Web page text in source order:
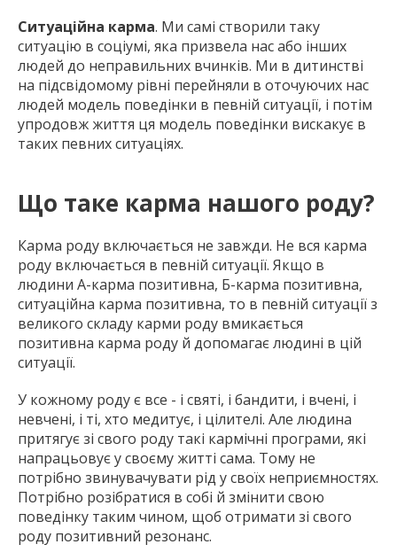
Ситуаційна карма. Ми самі створили таку
ситуацію в соціумі, яка призвела нас або інших
людей до неправильних вчинків. Ми в дитинстві
на підсвідомому рівні перейняли в оточуючих нас
людей модель поведінки в певній ситуації, і потім
упродовж життя ця модель поведінки вискакує в
таких певних ситуаціях.
Що таке карма нашого роду?
Карма роду включається не завжди. Не вся карма
роду включається в певній ситуації. Якщо в
людини А-карма позитивна, Б-карма позитивна,
ситуаційна карма позитивна, то в певній ситуації з
великого складу карми роду вмикається
позитивна карма роду й допомагає людині в цій
ситуації.
У кожному роду є все - і святі, і бандити, і вчені, і
невчені, і ті, хто медитує, і цілителі. Але людина
притягує зі свого роду такі кармічні програми, які
напрацьовує у своєму житті сама. Тому не
потрібно звинувачувати рід у своїх неприємностях.
Потрібно розібратися в собі й змінити свою
поведінку таким чином, щоб отримати зі свого
роду позитивний резонанс.